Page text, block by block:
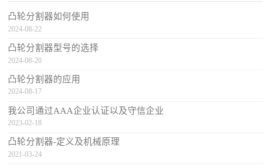
凸轮分割器如何使用
2024-08-22
凸轮分割器型号的选择
2024-08-20
凸轮分割器的应用
2024-08-17
我公司通过AAA企业认证以及守信企业
2023-02-18
凸轮分割器-定义及机械原理
2021-03-24